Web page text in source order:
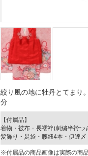
絞り風の地に牡丹とてまり
分
【付属品】
着物・被布・長襦袢(刺繍半衿つ
髪飾り・足袋・腰紐4本・伊達〆
※付属品の商品画像は実際の商